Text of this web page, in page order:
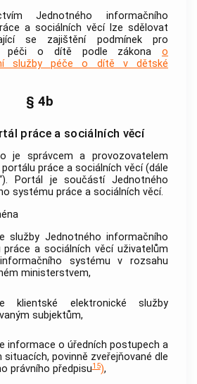
Jednotného informačního
a sociálních věcí lze sdělovat
se zajištění podmínek pro
péči o dítě podle zákona o
služby péče o dítě v dětské
§ 4b
práce a sociálních věcí
je správcem a provozovatelem
práce a sociálních věcí (dále
Portál je součástí Jednotného
systému práce a sociálních věcí.
služby Jednotného informačního
práce a sociálních věcí uživatelům
systému v rozsahu
ministerstvem,
klientské elektronické služby
subjektům,
informace o úředních postupech a
situacích, povinně zveřejňované dle
právního předpisu15),